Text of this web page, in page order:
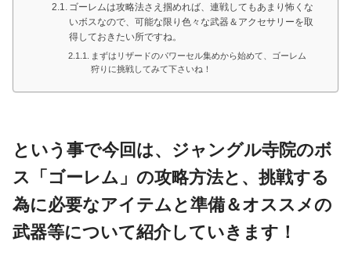
ゴーレムは攻略法さえ掴めれば、連戦してもあまり怖くな
いボスなので、可能な限り色々な武器＆アクセサリーを取
得しておきたい所ですね。
まずはリザードのパワーセル集めから始めて、ゴーレム
狩りに挑戦してみて下さいね！
という事で今回は、ジャングル寺院のボ
ス「ゴーレム」の攻略方法と、挑戦する
為に必要なアイテムと準備＆オススメの
武器等について紹介していきます！